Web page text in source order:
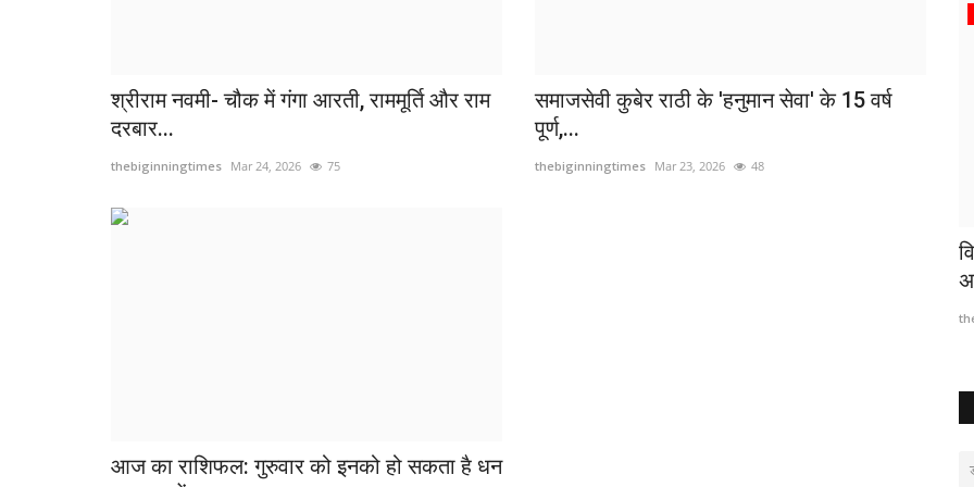
श्रीराम नवमी- चौक में गंगा आरती, राममूर्ति और राम
दरबार...
thebiginningtimes Mar 24, 2026 75
समाजसेवी कुबेर राठी के 'हनुमान सेवा' के 15 वर्ष
पूर्ण,...
thebiginningtimes Mar 23, 2026 48
आज का राशिफल: गुरुवार को इनको हो सकता है धन